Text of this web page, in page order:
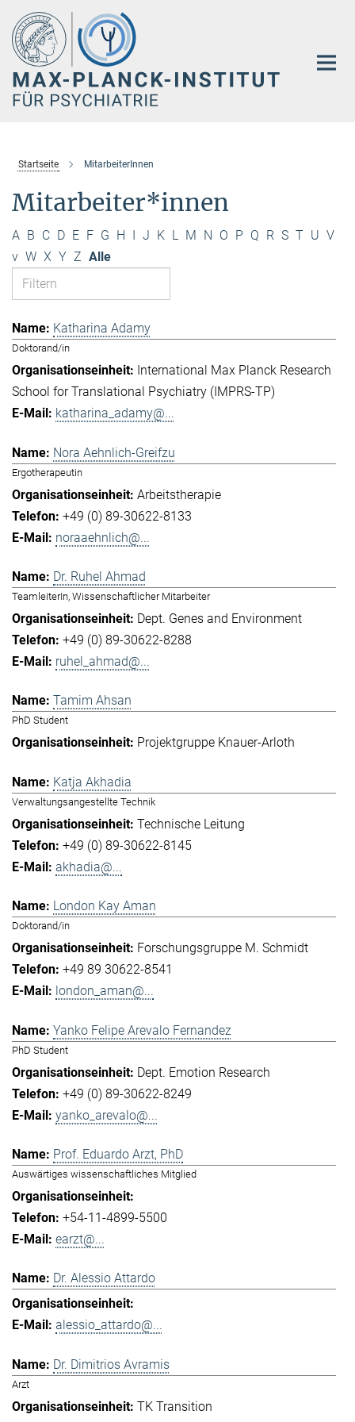
Hauptinhalt
Startseite MitarbeiterInnen
Mitarbeiter*innen
A B C D E F G H I J K L M N O P Q R S T U V
v W X Y Z Alle
Katharina Adamy
Doktorand/in
International Max Planck Research
School for Translational Psychiatry (IMPRS-TP)
katharina_adamy@...
Nora Aehnlich-Greifzu
Ergotherapeutin
Arbeitstherapie
+49 (0) 89-30622-8133
noraaehnlich@...
Dr. Ruhel Ahmad
TeamleiterIn, Wissenschaftlicher Mitarbeiter
Dept. Genes and Environment
+49 (0) 89-30622-8288
ruhel_ahmad@...
Tamim Ahsan
PhD Student
Projektgruppe Knauer-Arloth
Katja Akhadia
Verwaltungsangestellte Technik
Technische Leitung
+49 (0) 89-30622-8145
akhadia@...
London Kay Aman
Doktorand/in
Forschungsgruppe M. Schmidt
+49 89 30622-8541
london_aman@...
Yanko Felipe Arevalo Fernandez
PhD Student
Dept. Emotion Research
+49 (0) 89-30622-8249
yanko_arevalo@...
Prof. Eduardo Arzt, PhD
Auswärtiges wissenschaftliches Mitglied
+54-11-4899-5500
earzt@...
Dr. Alessio Attardo
alessio_attardo@...
Dr. Dimitrios Avramis
Arzt
TK Transition